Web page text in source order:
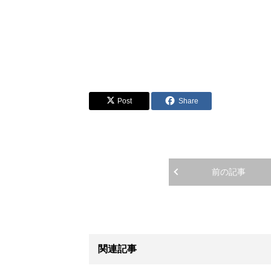
Post Share
前の記事
関連記事